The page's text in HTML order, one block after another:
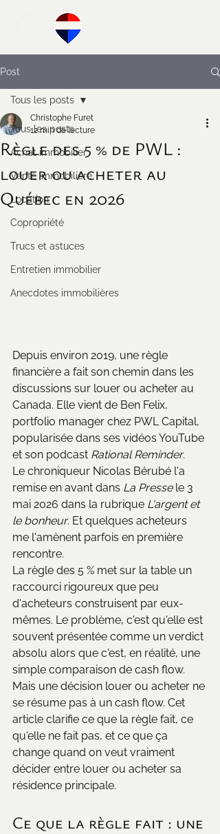
Post
Tous les posts
Achat immobilier
Vente immobilière
Location
Copropriété
Trucs et astuces
Entretien immobilier
Anecdotes immobilières
Tous les posts
Règle des 5 % de PWL :
louer ou acheter au
Québec en 2026
Christophe Furet
12 min de lecture
Depuis environ 2019, une règle
financière a fait son chemin dans les
discussions sur louer ou acheter au
Canada. Elle vient de Ben Felix,
portfolio manager chez PWL Capital,
popularisée dans ses vidéos YouTube
et son podcast Rational Reminder.
Le chroniqueur Nicolas Bérubé l'a
remise en avant dans La Presse le 3
mai 2026 dans la rubrique L'argent et
le bonheur. Et quelques acheteurs
me l'amènent parfois en première
rencontre.
La règle des 5 % met sur la table un
raccourci rigoureux que peu
d'acheteurs construisent par eux-
mêmes. Le problème, c'est qu'elle est
souvent présentée comme un verdict
absolu alors que c'est, en réalité, une
simple comparaison de cash flow.
Mais une décision louer ou acheter ne
se résume pas à un cash flow. Cet
article clarifie ce que la règle fait, ce
qu'elle ne fait pas, et ce que ça
change quand on veut vraiment
décider entre louer ou acheter sa
résidence principale.
Ce que la règle fait : une